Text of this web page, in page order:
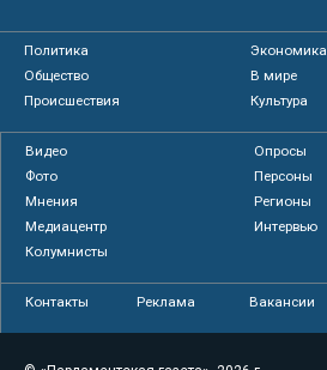
Политика
Экономика
Общество
В мире
Происшествия
Культура
Видео
Опросы
Фото
Персоны
Мнения
Регионы
Медиацентр
Интервью
Колумнисты
Контакты Реклама Вакансии